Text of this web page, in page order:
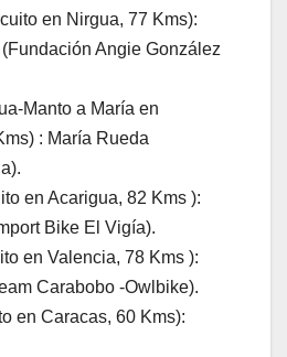
en Nirgua, 77 Kms):
Angie González
Manto a María en
: María Rueda
en Acarigua, 82 Kms ):
Bike El Vigía).
en Valencia, 78 Kms ):
Carabobo -Owlbike).
en Caracas, 60 Kms):